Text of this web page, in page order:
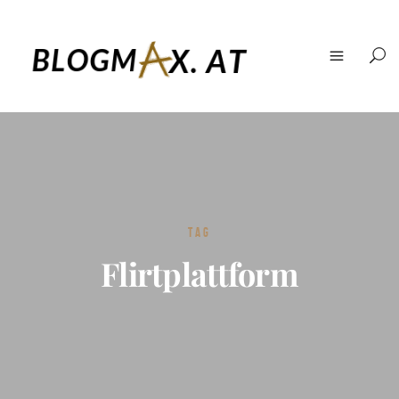
TAG
Flirtplattform